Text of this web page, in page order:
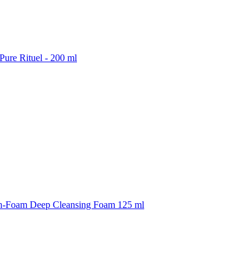
Rituel - 200 ml
Deep Cleansing Foam 125 ml